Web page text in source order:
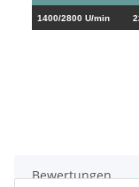
1400/2800 U/min
Bewertungen